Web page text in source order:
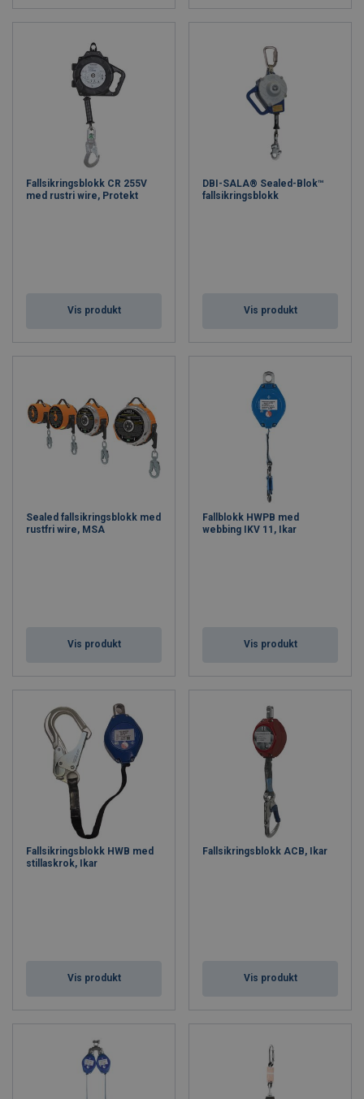
Fallsikringsblokk CR 255V
med rustri wire, Protekt
Vis produkt
DBI-SALA® Sealed-Blok™
fallsikringsblokk
Vis produkt
Sealed fallsikringsblokk med
rustfri wire, MSA
Vis produkt
Fallblokk HWPB med
webbing IKV 11, Ikar
Vis produkt
Fallsikringsblokk HWB med
stillaskrok, Ikar
Vis produkt
Fallsikringsblokk ACB, Ikar
Vis produkt